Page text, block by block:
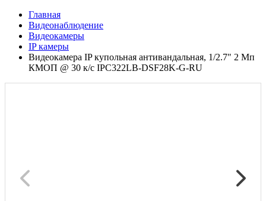
Главная
Видеонаблюдение
Видеокамеры
IP камеры
Видеокамера IP купольная антивандальная, 1/2.7" 2 Мп
КМОП @ 30 к/с IPC322LB-DSF28K-G-RU